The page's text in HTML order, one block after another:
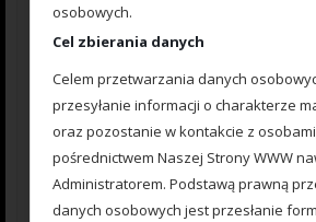
E-mail*
osobowych.
Cel zbierania danych
Celem przetwarzania danych
przesyłanie informacji o charakterze
oraz pozostanie w kontakcie z
pośrednictwem Naszej Strony WWW
Administratorem. Podstawą prawną
danych osobowych jest przesłanie